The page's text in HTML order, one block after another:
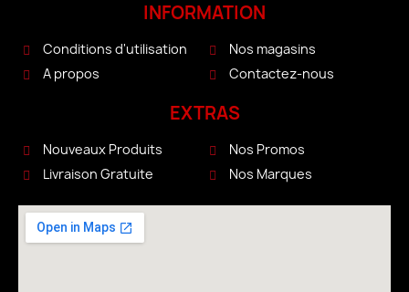
INFORMATION
Conditions d'utilisation
A propos
Nos magasins
Contactez-nous
EXTRAS
Nouveaux Produits
Livraison Gratuite
Nos Promos
Nos Marques